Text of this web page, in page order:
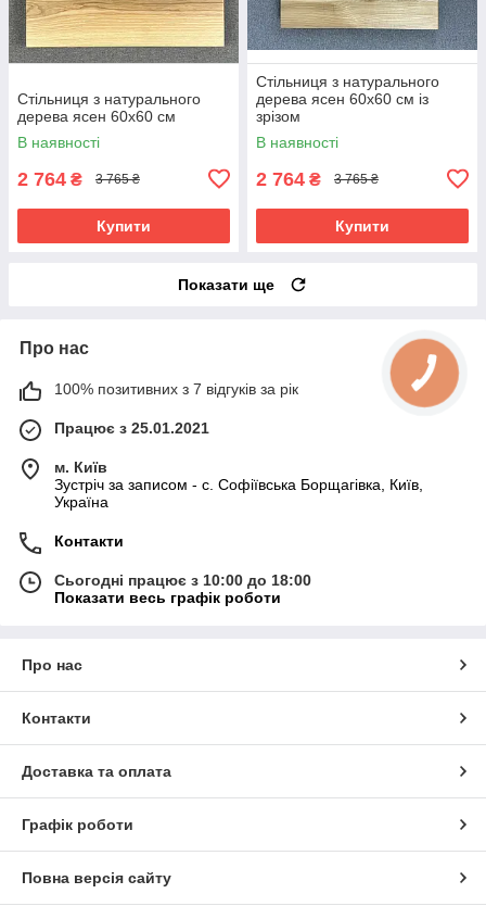
Стільниця з натурального
дерева ясен 60х60 см
В наявності
2 764 ₴ 3 765 ₴
Купити
Стільниця з натурального
дерева ясен 60х60 см із
зрізом
В наявності
2 764 ₴ 3 765 ₴
Купити
Показати ще
Про нас
100% позитивних з 7 відгуків за рік
Працює з 25.01.2021
м. Київ
Зустріч за записом - с. Софіївська Борщагівка, Київ,
Україна
Контакти
Сьогодні працює з 10:00 до 18:00
Показати весь графік роботи
Про нас
Контакти
Доставка та оплата
Графік роботи
Повна версія сайту